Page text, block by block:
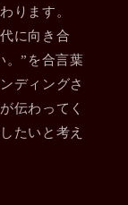
ります。
に向き合
。”を合言葉
ディングさ
伝わってく
たいと考え